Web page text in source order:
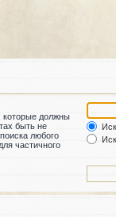
которые должны
быть не
любого
частичного